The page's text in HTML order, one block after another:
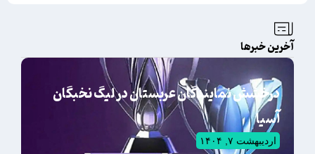
آخرین خبرها
درخشش نمایندگان عربستان در لیگ نخبگان
آسیا
اردیبهشت ۷, ۱۴۰۴